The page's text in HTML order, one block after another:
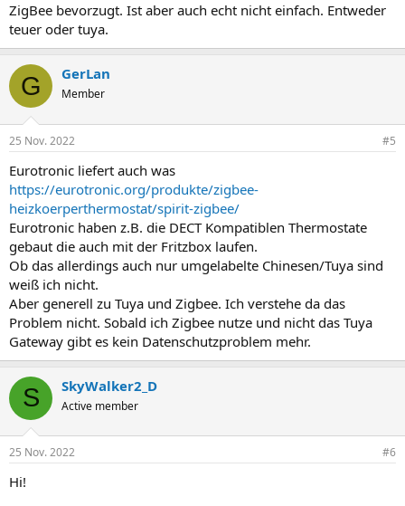
ZigBee bevorzugt. Ist aber auch echt nicht einfach. Entweder
teuer oder tuya.
G GerLan
Member
25 Nov. 2022 #5
Eurotronic liefert auch was
https://eurotronic.org/produkte/zigbee-
heizkoerperthermostat/spirit-zigbee/
Eurotronic haben z.B. die DECT Kompatiblen Thermostate
gebaut die auch mit der Fritzbox laufen.
Ob das allerdings auch nur umgelabelte Chinesen/Tuya sind
weiß ich nicht.
Aber generell zu Tuya und Zigbee. Ich verstehe da das
Problem nicht. Sobald ich Zigbee nutze und nicht das Tuya
Gateway gibt es kein Datenschutzproblem mehr.
S SkyWalker2_D
Active member
25 Nov. 2022 #6
Hi!